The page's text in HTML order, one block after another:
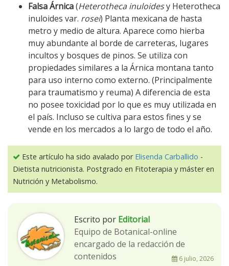
Falsa Árnica(Heterotheca inuloidesy Heterotheca
inuloides var. rosei) Planta mexicana de hasta
metro y medio de altura. Aparece como hierba
muy abundante al borde de carreteras, lugares
incultos y bosques de pinos. Se utiliza con
propiedades similares a la Árnica montana tanto
para uso interno como externo. (Principalmente
para traumatismo y reuma) A diferencia de esta
no posee toxicidad por lo que es muy utilizada en
el país. Incluso se cultiva para estos fines y se
vende en los mercados a lo largo de todo el año.
Este artículo ha sido avalado por Elisenda Carballido -
Dietista nutricionista. Postgrado en Fitoterapia y máster en
Nutrición y Metabolismo.
Escrito por Editorial
Equipo de Botanical-online
encargado de la redacción de
contenidos
6 julio, 2026